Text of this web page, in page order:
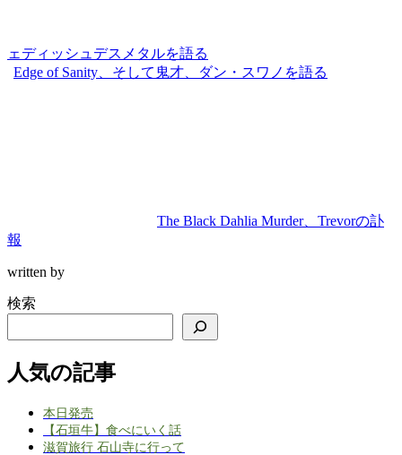
ェディッシュデスメタルを語る
Edge of Sanity、そして鬼才、ダン・スワノを語る
The Black Dahlia Murder、Trevorの訃
報
written by
検索
人気の記事
本日発売
【石垣牛】食べにいく話
滋賀旅行 石山寺に行って